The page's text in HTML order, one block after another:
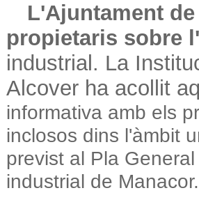
L'Ajuntament
propietaris sobre
industrial. La
Alcover ha acollit
informativa amb els
inclosos dins l'àmbit
previst al Pla
industrial de Manacor.